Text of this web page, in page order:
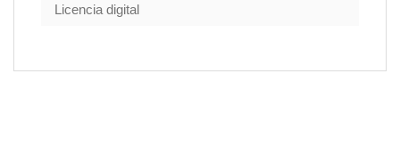
Licencia digital